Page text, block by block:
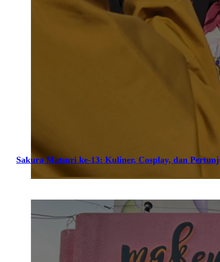
Sakura Matsuri ke-13: Kuliner, Cosplay, dan